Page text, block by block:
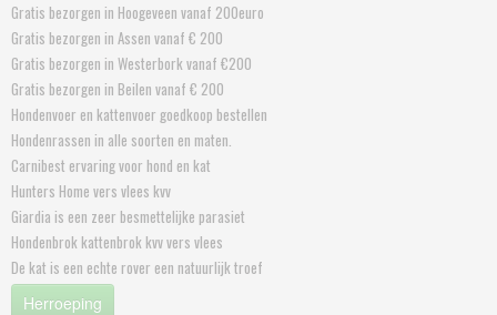
Gratis bezorgen in Hoogeveen vanaf 200euro
Gratis bezorgen in Assen vanaf € 200
Gratis bezorgen in Westerbork vanaf €200
Gratis bezorgen in Beilen vanaf € 200
Hondenvoer en kattenvoer goedkoop bestellen
Hondenrassen in alle soorten en maten.
Carnibest ervaring voor hond en kat
Hunters Home vers vlees kvv
Giardia is een zeer besmettelijke parasiet
Hondenbrok kattenbrok kvv vers vlees
De kat is een echte rover een natuurlijk troef
Herroeping